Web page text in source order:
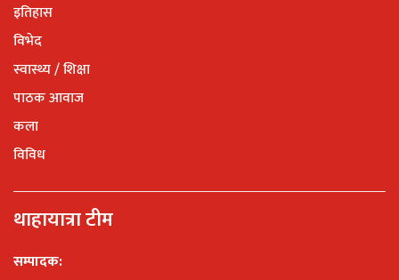
इतिहास
विभेद
स्वास्थ्य / शिक्षा
पाठक आवाज
कला
विविध
थाहायात्रा टीम
सम्पादक: